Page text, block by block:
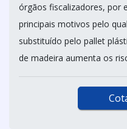
órgãos fiscalizadores, por
principais motivos pelo
substituído pelo pallet
de madeira aumenta os